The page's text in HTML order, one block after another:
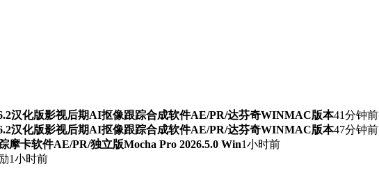
汉化版影视后期AI抠像跟踪合成软件AE/PR/达芬奇WINMAC版本41分钟前
汉化版影视后期AI抠像跟踪合成软件AE/PR/达芬奇WINMAC版本47分钟前
摩卡软件AE/PR/独立版Mocha Pro 2026.5.0 Win1小时前
1小时前